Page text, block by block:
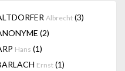
Albrecht (3)
(2)
Hans (1)
Ernst (1)